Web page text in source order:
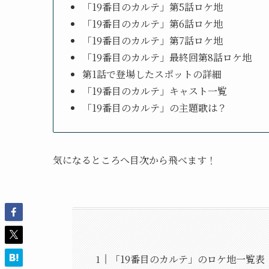
「19番目のカルテ」第5話ロケ地
「19番目のカルテ」第6話ロケ地
「19番目のカルテ」第7話ロケ地
「19番目のカルテ」最終回第8話ロケ地
第1話で登場したスポットの詳細
「19番目のカルテ」キャスト一覧
「19番目のカルテ」の主題歌は？
気になるところへ目次から飛べます！
「19番目のカルテ」のロケ地一覧表